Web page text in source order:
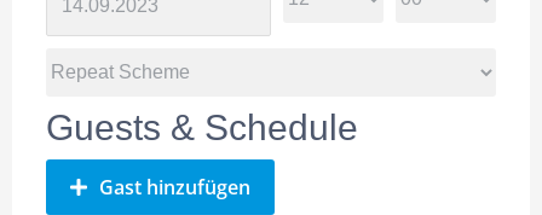
Guests & Schedule
Gast hinzufügen